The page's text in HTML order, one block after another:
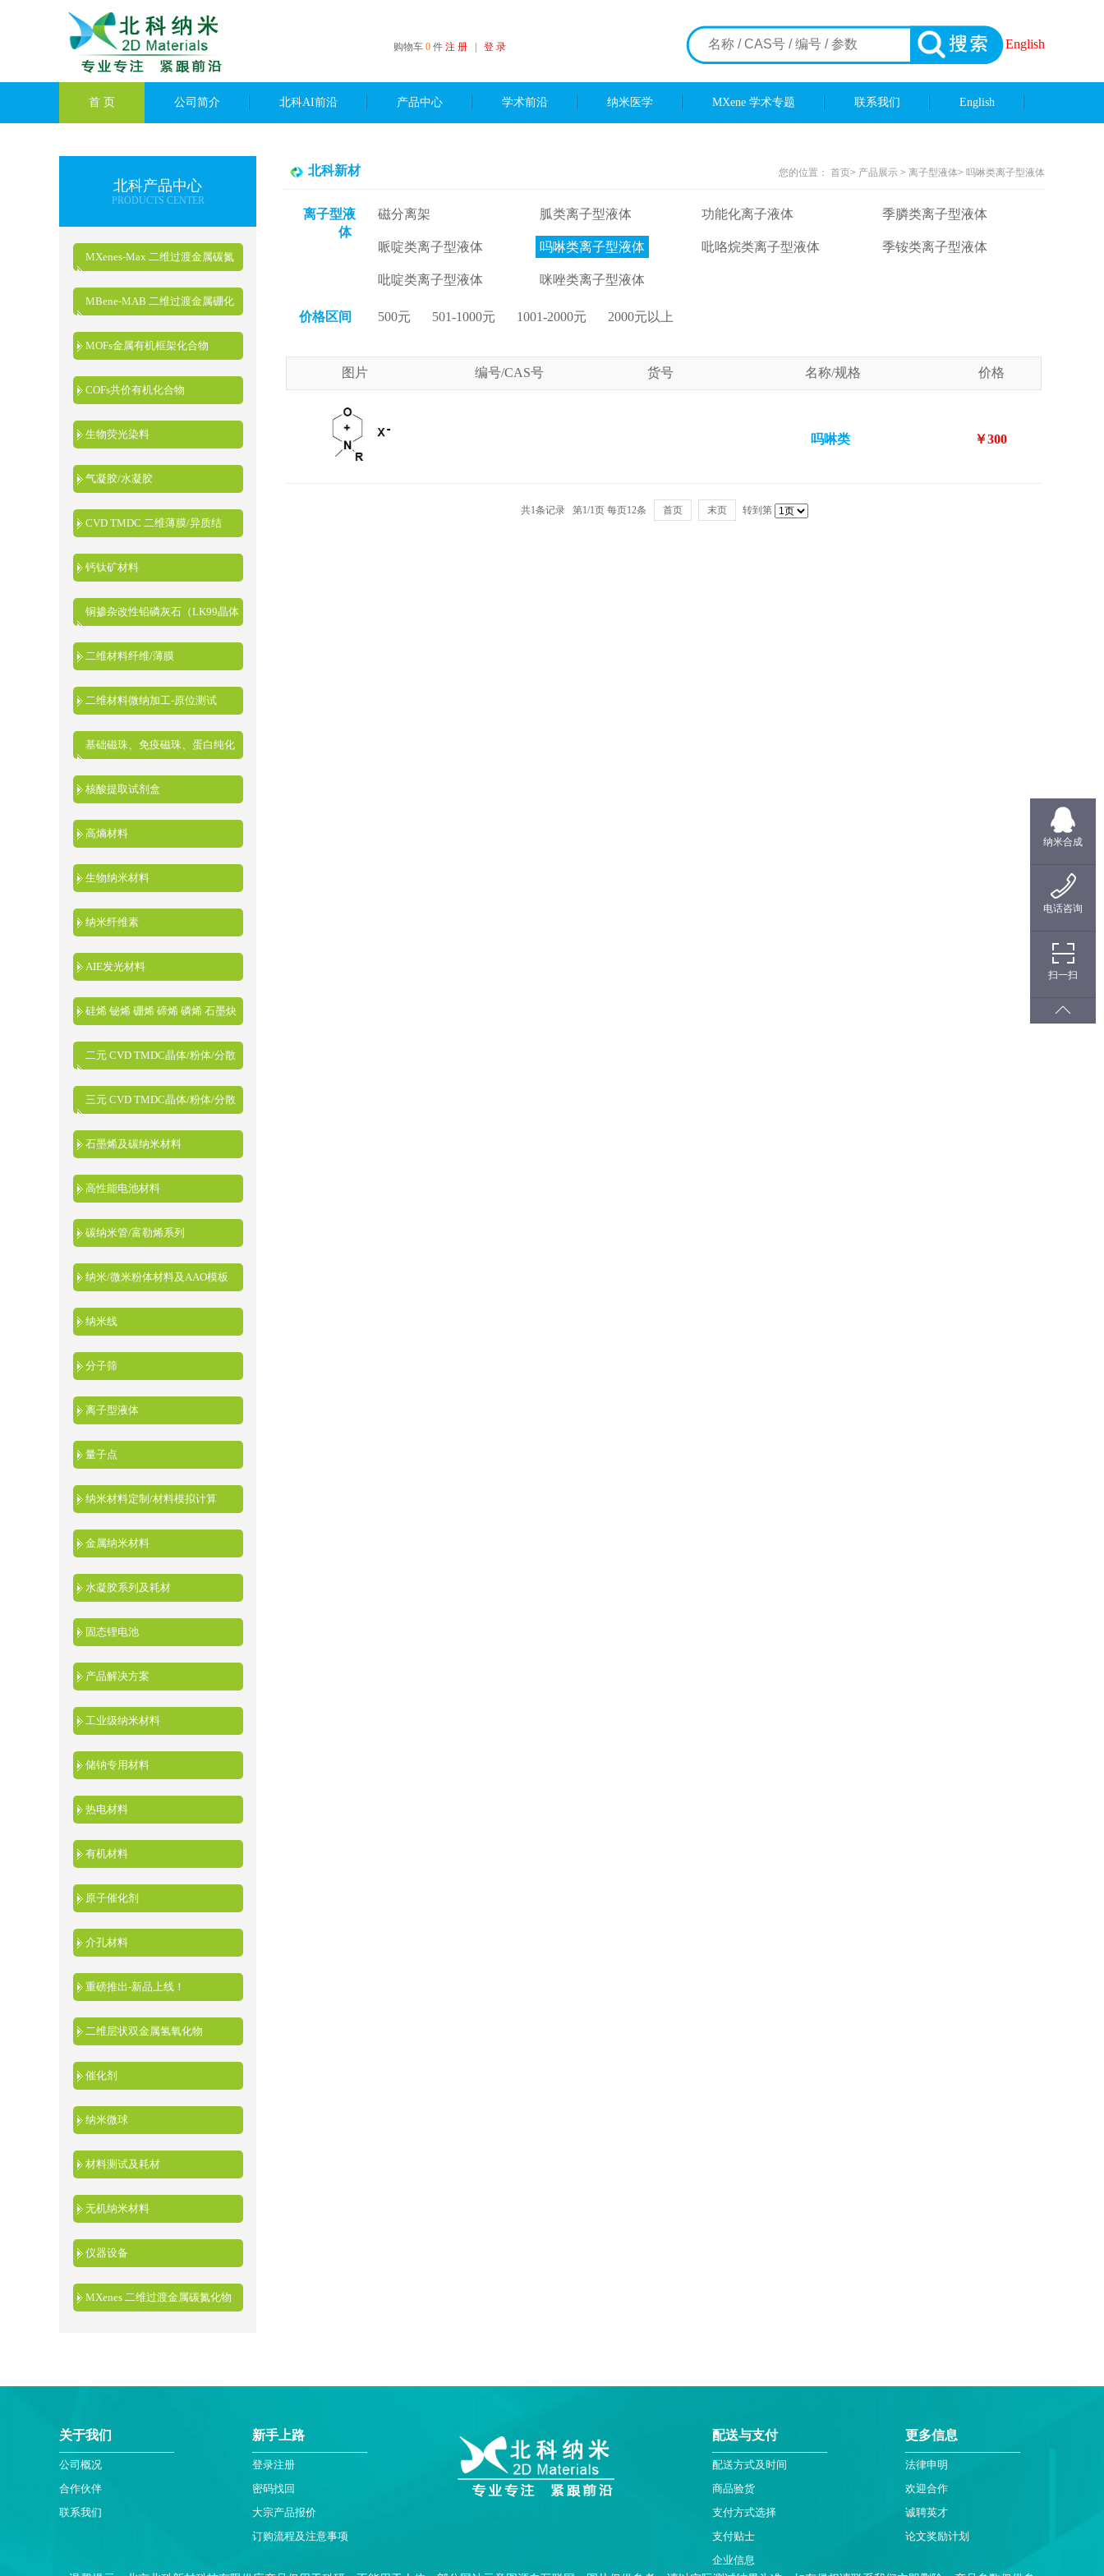
购物车 0 件 注 册 登 录 English
首 页 公司简介 北科AI前沿 产品中心 学术前沿 纳米医学 MXene 学术专题 联系我们 English
北科产品中心
PRODUCTS CENTER
MXenes-Max 二维过渡金属碳氮
化物
MBene-MAB 二维过渡金属硼化
物
MOFs金属有机框架化合物
COFs共价有机化合物
生物荧光染料
气凝胶/水凝胶
CVD TMDC 二维薄膜/异质结
钙钛矿材料
铜掺杂改性铅磷灰石（LK99晶体
粉末）
二维材料纤维/薄膜
二维材料微纳加工-原位测试
基础磁珠、免疫磁珠、蛋白纯化
磁珠、核酸提取磁珠
核酸提取试剂盒
高熵材料
生物纳米材料
纳米纤维素
AIE发光材料
硅烯 铋烯 硼烯 碲烯 磷烯 石墨炔
二元 CVD TMDC晶体/粉体/分散
液
三元 CVD TMDC晶体/粉体/分散
液
石墨烯及碳纳米材料
高性能电池材料
碳纳米管/富勒烯系列
纳米/微米粉体材料及AAO模板
纳米线
分子筛
离子型液体
量子点
纳米材料定制/材料模拟计算
金属纳米材料
水凝胶系列及耗材
固态锂电池
产品解决方案
工业级纳米材料
储钠专用材料
热电材料
有机材料
原子催化剂
介孔材料
重磅推出-新品上线！
二维层状双金属氢氧化物
催化剂
纳米微球
材料测试及耗材
无机纳米材料
仪器设备
MXenes 二维过渡金属碳氮化物
北科新材 您的位置： 首页> 产品展示 > 离子型液体> 吗啉类离子型液体
离子型液
体
磁分离架 胍类离子型液体 功能化离子液体 季膦类离子型液体
哌啶类离子型液体 吗啉类离子型液体 吡咯烷类离子型液体 季铵类离子型液体
吡啶类离子型液体 咪唑类离子型液体
价格区间 500元 501-1000元 1001-2000元 2000元以上
图片 编号/CAS号 货号 名称/规格 价格
吗啉类 ￥300
共1条记录 第1/1页 每页12条 首页 末页 转到第
关于我们
公司概况
合作伙伴
联系我们
新手上路
登录注册
密码找回
大宗产品报价
订购流程及注意事项
配送与支付
配送方式及时间
商品验货
支付方式选择
支付贴士
企业信息
更多信息
法律申明
欢迎合作
诚聘英才
论文奖励计划
纳米合成
电话咨询
扫一扫